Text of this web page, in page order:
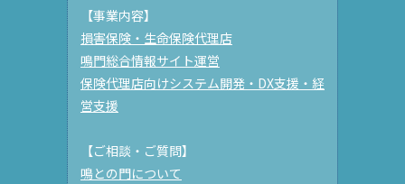
【事業内容】
損害保険・生命保険代理店
鳴門総合情報サイト運営
保険代理店向けシステム開発・DX支援・経
営支援
【ご相談・ご質問】
鳴との門について